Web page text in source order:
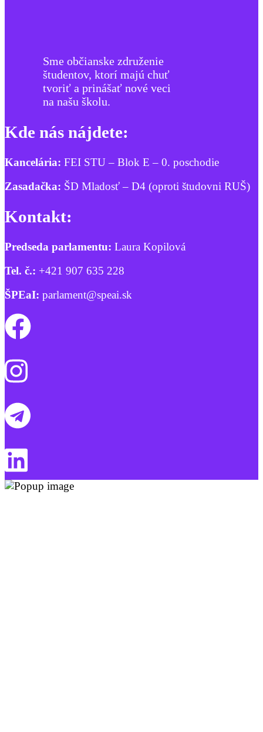
Sme občianske združenie
študentov, ktorí majú chuť
tvoriť a prinášať nové veci
na našu školu.
Kde nás nájdete:
Kancelária: FEI STU – Blok E – 0. poschodie
Zasadačka: ŠD Mladosť – D4 (oproti študovni RUŠ)
Kontakt:
Predseda parlamentu: Laura Kopilová
Tel. č.: +421 907 635 228
ŠPEaI: parlament@speai.sk